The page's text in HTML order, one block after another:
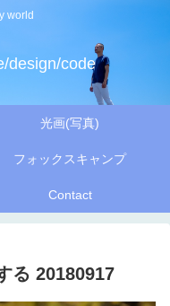
world
design/code
光画(写真)
フォックスキャンプ
Contact
る 20180917